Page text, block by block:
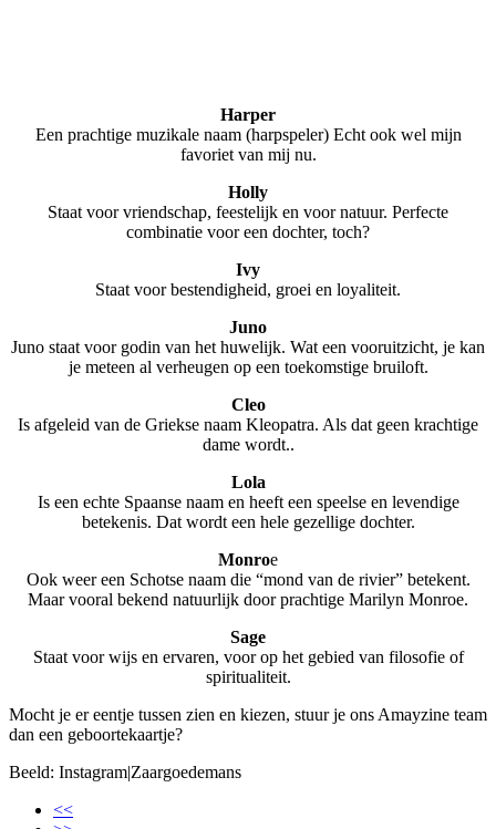
Harper
Een prachtige muzikale naam (harpspeler) Echt ook wel mijn
favoriet van mij nu.
Holly
Staat voor vriendschap, feestelijk en voor natuur. Perfecte
combinatie voor een dochter, toch?
Ivy
Staat voor bestendigheid, groei en loyaliteit.
Juno
Juno staat voor godin van het huwelijk. Wat een vooruitzicht, je kan
je meteen al verheugen op een toekomstige bruiloft.
Cleo
Is afgeleid van de Griekse naam Kleopatra. Als dat geen krachtige
dame wordt..
Lola
Is een echte Spaanse naam en heeft een speelse en levendige
betekenis. Dat wordt een hele gezellige dochter.
Monroe
Ook weer een Schotse naam die “mond van de rivier” betekent.
Maar vooral bekend natuurlijk door prachtige Marilyn Monroe.
Sage
Staat voor wijs en ervaren, voor op het gebied van filosofie of
spiritualiteit.
Mocht je er eentje tussen zien en kiezen, stuur je ons Amayzine team
dan een geboortekaartje?
Beeld: Instagram|Zaargoedemans
<<